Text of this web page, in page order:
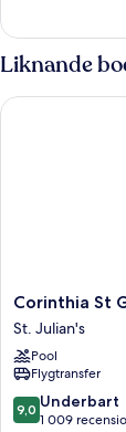
Liknande
Corinthia
St
George's
Bay
St.
Julian's
Corinthia St
St. Julian's
Pool
Flygtransfer
9.0
av
9,0 Underbart
1 009
Corinthia St